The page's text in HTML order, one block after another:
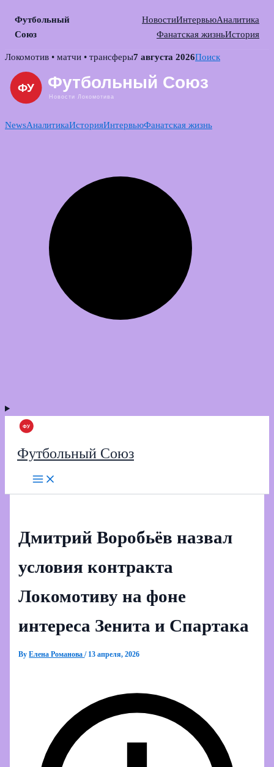
Футбольный
Союз
НовостиИнтервьюАналитика
Фанатская жизньИстория
Skip
content
Локомотив • матчи • трансферы7 августа 2026Поиск
NewsАналитикаИсторияИнтервьюФанатская жизнь
Футбольный Союз
Дмитрий Воробьёв назвал
условия контракта
Локомотиву на фоне
интереса Зенита и Спартака
ByЕлена Романова/ 13 апреля, 2026